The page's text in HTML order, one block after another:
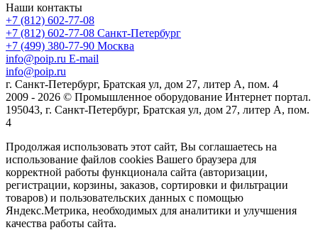
Наши контакты
+7 (812) 602-77-08
+7 (812) 602-77-08 Санкт-Петербург
+7 (499) 380-77-90 Москва
info@poip.ru E-mail
info@poip.ru
г. Санкт-Петербург, Братская ул, дом 27, литер А, пом. 4
2009 - 2026 © Промышленное оборудование Интернет портал.
195043, г. Санкт-Петербург, Братская ул, дом 27, литер А, пом.
4
Продолжая использовать этот сайт, Вы соглашаетесь на
использование файлов cookies Вашего браузера для
корректной работы функционала сайта (авторизации,
регистрации, корзины, заказов, сортировки и фильтрации
товаров) и пользовательских данных с помощью
Яндекс.Метрика, необходимых для аналитики и улучшения
качества работы сайта.